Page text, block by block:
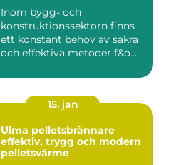
Inom bygg- och
konstruktionssektorn finns
ett konstant behov av säkra
och effektiva metoder f&o...
15. jan
Ulma pelletsbrännare
effektiv, trygg och modern
pelletsvärme